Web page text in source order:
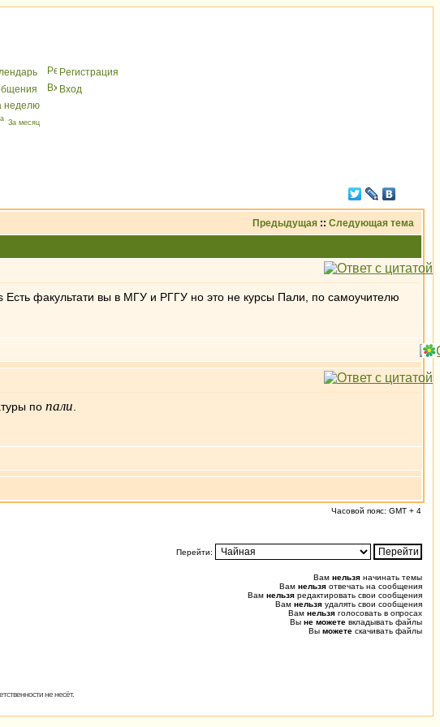
Peгиcтрaция
Вхoд
неделю
За месяц
Предыдущая :: Следующая тема
Есть факультати вы в МГУ и РГГУ но это не курсы Пали, по самоучителю
по пали
Часовой пояс: GMT + 4
Перейти:
Вам нельзя начинать темы
Вам нельзя отвечать на сообщения
Вам нельзя редактировать свои сообщения
Вам нельзя удалять свои сообщения
Вам нельзя голосовать в опросах
Вы не можете вкладывать файлы
Вы можете скачивать файлы
не несёт.